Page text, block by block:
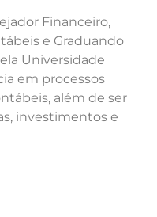
Financeiro,
e Graduando
Universidade
em processos
além de ser
investimentos e